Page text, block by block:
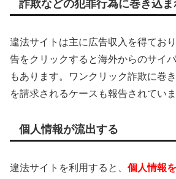
詐欺などの犯罪行為に巻き込ま
違法サイトは主に広告収入を得てお
告をクリックすると海外からのサイ
もあります。ワンクリック詐欺に巻
を請求されるケースも報告されていま
個人情報が流出する
違法サイトを利用すると、 個人情報